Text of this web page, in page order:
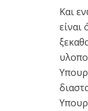
Και
είναι